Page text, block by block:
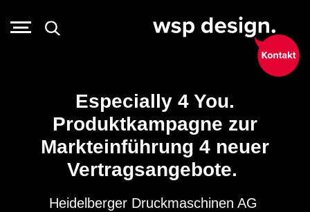
Especially 4 You.
Produktkampagne zur
Markteinführung 4 neuer
Vertragsangebote.
Heidelberger Druckmaschinen AG